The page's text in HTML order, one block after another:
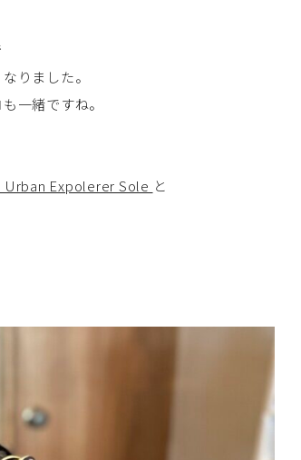
りました。
一緒ですね。
Expolerer Sole と